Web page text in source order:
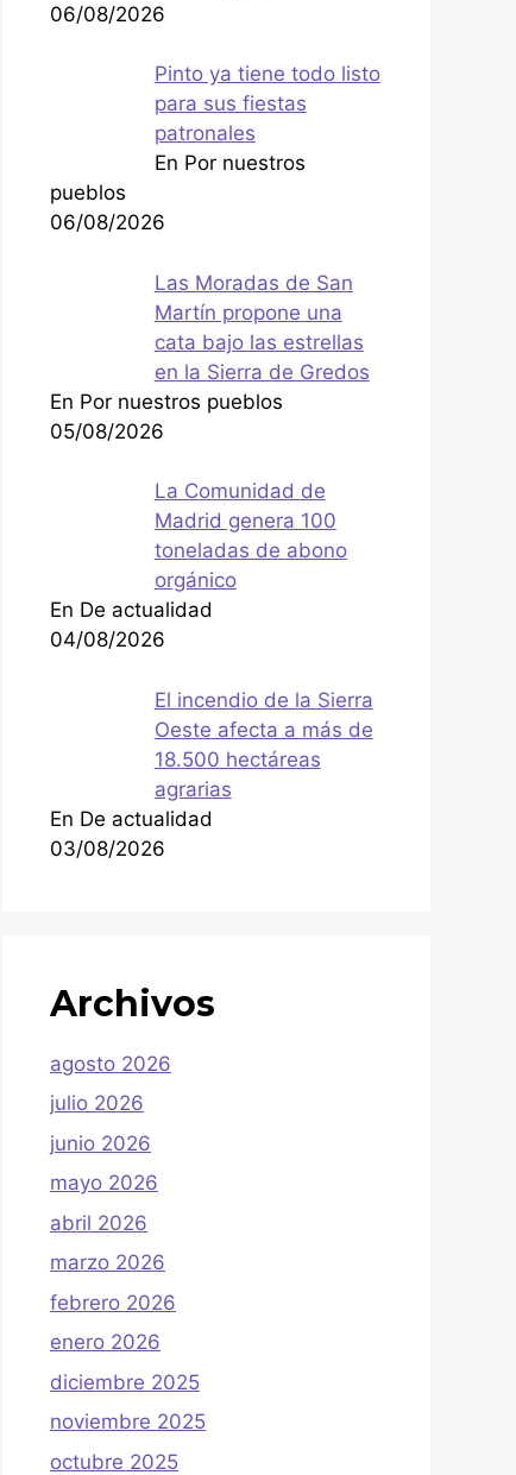
06/08/2026
Pinto ya tiene todo listo
para sus fiestas
patronales
En Por nuestros
pueblos
06/08/2026
Las Moradas de San
Martín propone una
cata bajo las estrellas
en la Sierra de Gredos
En Por nuestros pueblos
05/08/2026
La Comunidad de
Madrid genera 100
toneladas de abono
orgánico
En De actualidad
04/08/2026
El incendio de la Sierra
Oeste afecta a más de
18.500 hectáreas
agrarias
En De actualidad
03/08/2026
Archivos
agosto 2026
julio 2026
junio 2026
mayo 2026
abril 2026
marzo 2026
febrero 2026
enero 2026
diciembre 2025
noviembre 2025
octubre 2025